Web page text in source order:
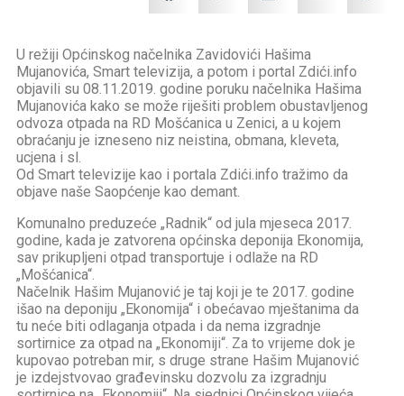
U režiji Općinskog načelnika Zavidovići Hašima
Mujanovića, Smart televizija, a potom i portal Zdići.info
objavili su 08.11.2019. godine poruku načelnika Hašima
Mujanovića kako se može riješiti problem obustavljenog
odvoza otpada na RD Mošćanica u Zenici, a u kojem
obraćanju je izneseno niz neistina, obmana, kleveta,
ucjena i sl.
Od Smart televizije kao i portala Zdići.info tražimo da
objave naše Saopćenje kao demant.
Komunalno preduzeće „Radnik“ od jula mjeseca 2017.
godine, kada je zatvorena općinska deponija Ekonomija,
sav prikupljeni otpad transportuje i odlaže na RD
„Mošćanica“.
Načelnik Hašim Mujanović je taj koji je te 2017. godine
išao na deponiju „Ekonomija“ i obećavao mještanima da
tu neće biti odlaganja otpada i da nema izgradnje
sortirnice za otpad na „Ekonomiji“. Za to vrijeme dok je
kupovao potreban mir, s druge strane Hašim Mujanović
je izdejstvovao građevinsku dozvolu za izgradnju